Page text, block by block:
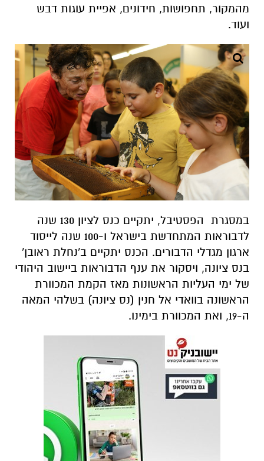
מהמקור, תחפושות, חידונים, אפיית עוגות דבש
ועוד.
במסגרת הפסטיבל, יתקיים כנס לציון 130 שנה
לדבוראות המתחדשת בישראל ו-100 שנה לייסוד
ארגון מגדלי הדבורים. הכנס יתקיים ב'נחלת ראובן'
בנס ציונה, ויסקור את ענף הדבוראות ביישוב היהודי
של ימי העליות הראשונות מאז הקמת המכוורת
הראשונה בוואדי אל חנין (נס ציונה) בשלהי המאה
ה-19, ואת המכוורת בימינו.